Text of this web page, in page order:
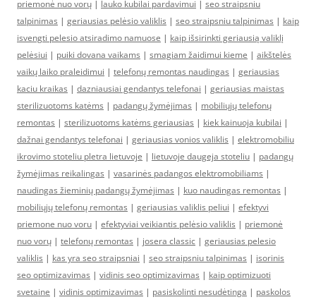
priemonė nuo vorų | lauko kubilai pardavimui | seo straipsniu
talpinimas | geriausias pelėsio valiklis | seo straipsniu talpinimas | kaip
isvengti pelesio atsiradimo namuose | kaip išsirinkti geriausią valiklį
pelėsiui | puiki dovana vaikams | smagiam žaidimui kieme | aikštelės
vaikų laiko praleidimui | telefonų remontas naudingas | geriausias
kaciu kraikas | dazniausiai gendantys telefonai | geriausias maistas
sterilizuotoms katėms | padangų žymėjimas | mobiliųjų telefonų
remontas | sterilizuotoms katėms geriausias | kiek kainuoja kubilai |
dažnai gendantys telefonai | geriausias vonios valiklis | elektromobiliu
ikrovimo stoteliu pletra lietuvoje | lietuvoje daugeja stoteliu | padangų
žymėjimas reikalingas | vasarinės padangos elektromobiliams |
naudingas žieminių padangų žymėjimas | kuo naudingas remontas |
mobiliųjų telefonų remontas | geriausias valiklis peliui | efektyvi
priemone nuo voru | efektyviai veikiantis pelėsio valiklis | priemonė
nuo vorų | telefonų remontas | josera classic | geriausias pelesio
valiklis | kas yra seo straipsniai | seo straipsniu talpinimas | isorinis
seo optimizavimas | vidinis seo optimizavimas | kaip optimizuoti
svetaine | vidinis optimizavimas | pasiskolinti nesudėtinga | paskolos